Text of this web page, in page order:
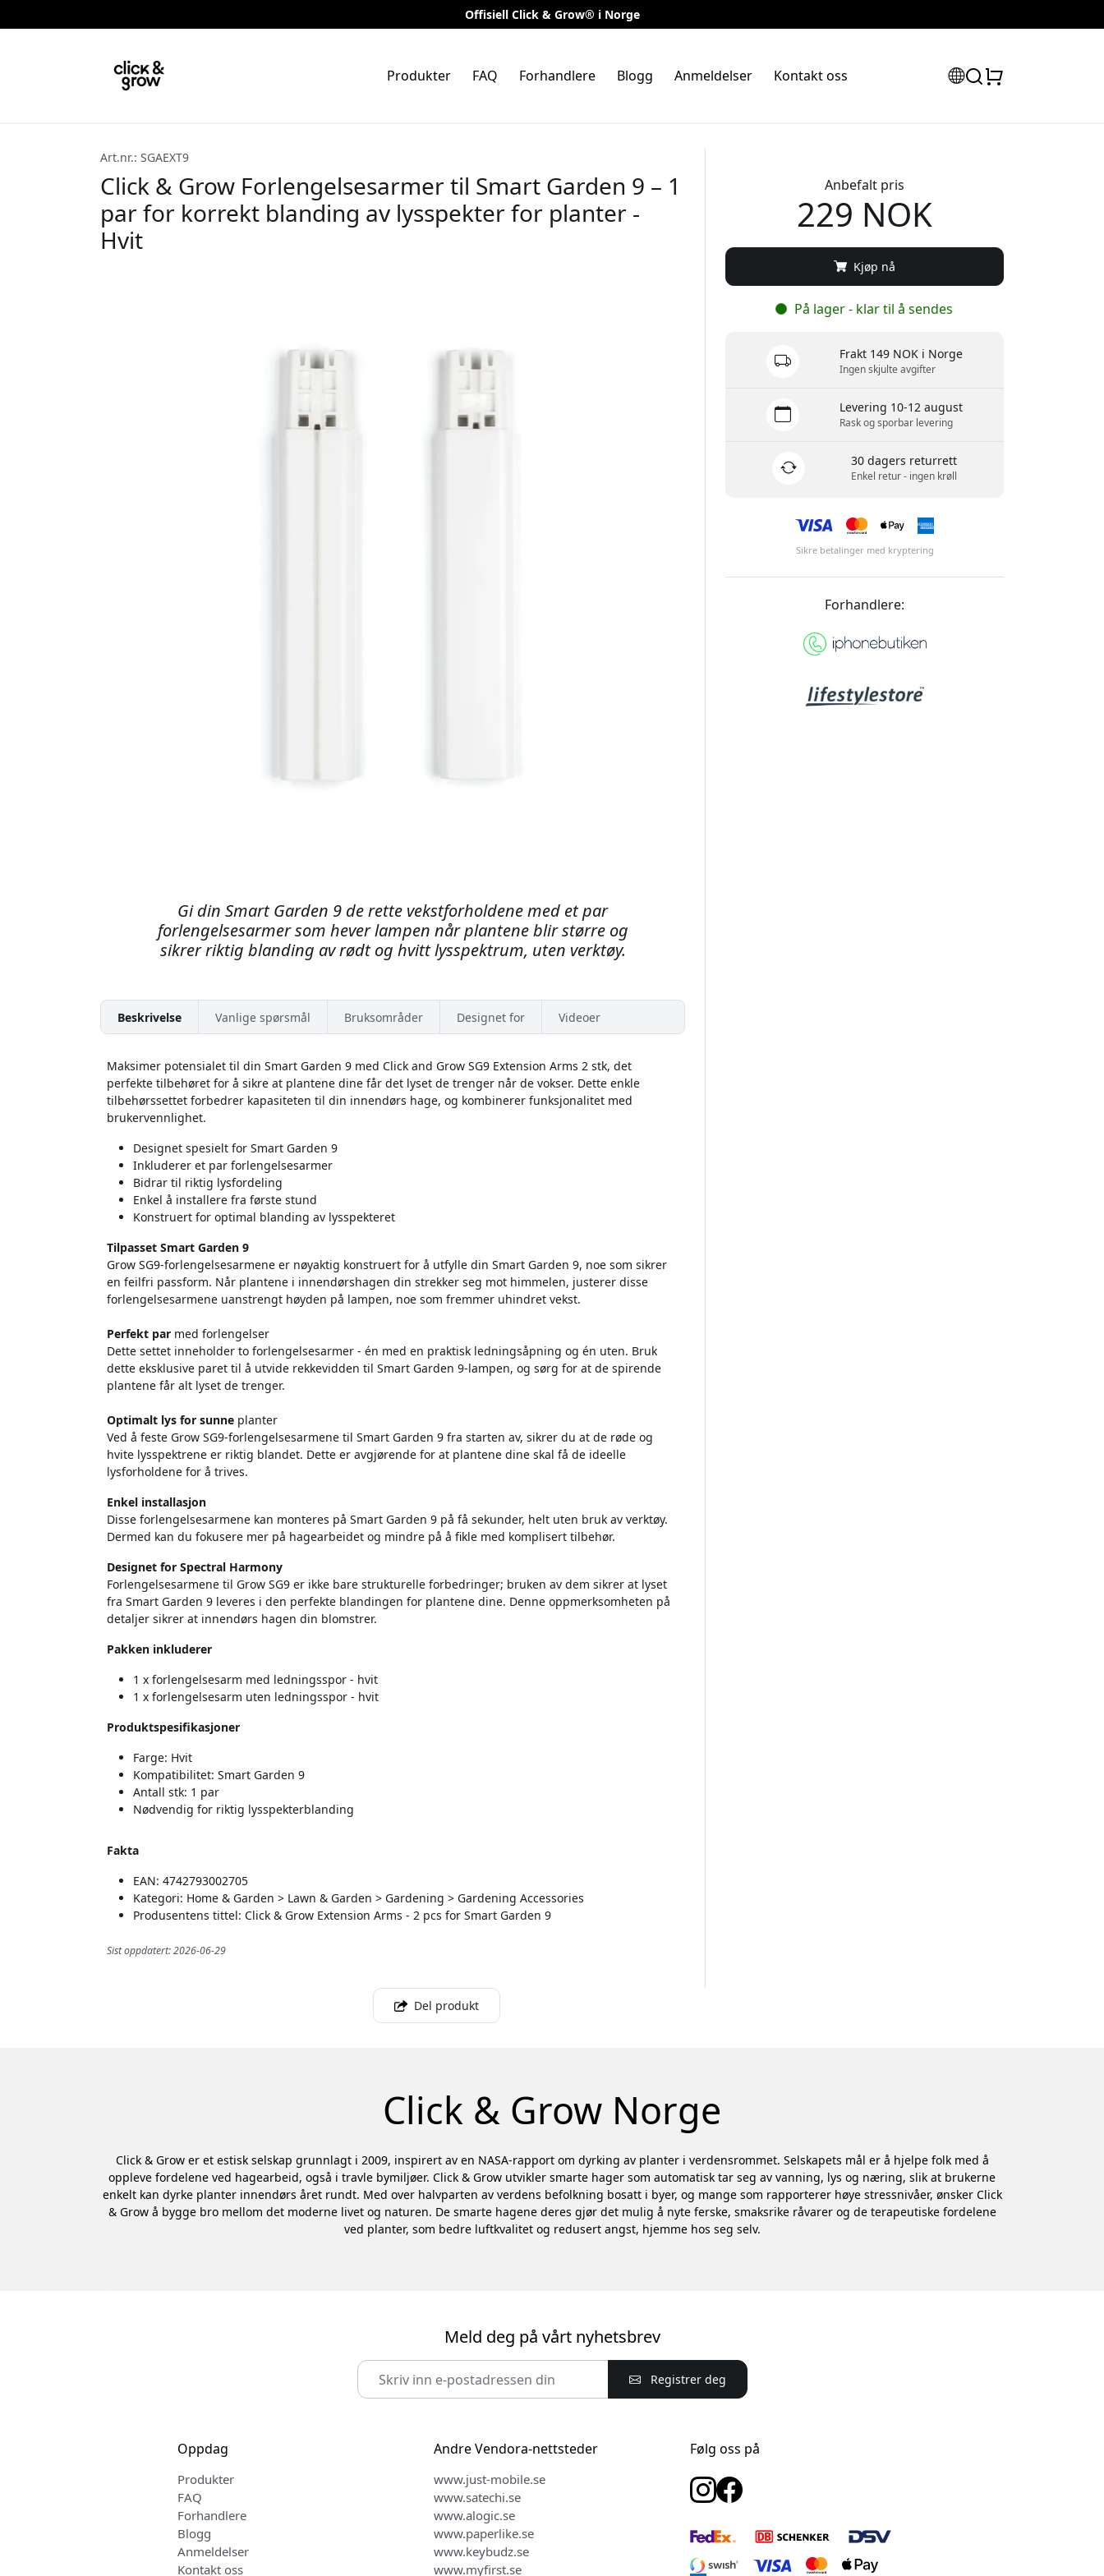
Offisiell Click & Grow® i Norge
Produkter FAQ Forhandlere Blogg Anmeldelser Kontakt oss
Art.nr.: SGAEXT9
Click & Grow Forlengelsesarmer til Smart Garden 9 – 1
par for korrekt blanding av lysspekter for planter -
Hvit
Gi din Smart Garden 9 de rette vekstforholdene med et par
forlengelsesarmer som hever lampen når plantene blir større og
sikrer riktig blanding av rødt og hvitt lysspektrum, uten verktøy.
Beskrivelse Vanlige spørsmål Bruksområder Designet for Videoer
Maksimer potensialet til din Smart Garden 9 med Click and Grow SG9 Extension Arms 2 stk, det
perfekte tilbehøret for å sikre at plantene dine får det lyset de trenger når de vokser. Dette enkle
tilbehørssettet forbedrer kapasiteten til din innendørs hage, og kombinerer funksjonalitet med
brukervennlighet.
Designet spesielt for Smart Garden 9
Inkluderer et par forlengelsesarmer
Bidrar til riktig lysfordeling
Enkel å installere fra første stund
Konstruert for optimal blanding av lysspekteret
Tilpasset Smart Garden 9
Grow SG9-forlengelsesarmene er nøyaktig konstruert for å utfylle din Smart Garden 9, noe som sikrer
en feilfri passform. Når plantene i innendørshagen din strekker seg mot himmelen, justerer disse
forlengelsesarmene uanstrengt høyden på lampen, noe som fremmer uhindret vekst.
Perfekt par med forlengelser
Dette settet inneholder to forlengelsesarmer - én med en praktisk ledningsåpning og én uten. Bruk
dette eksklusive paret til å utvide rekkevidden til Smart Garden 9-lampen, og sørg for at de spirende
plantene får alt lyset de trenger.
Optimalt lys for sunne planter
Ved å feste Grow SG9-forlengelsesarmene til Smart Garden 9 fra starten av, sikrer du at de røde og
hvite lysspektrene er riktig blandet. Dette er avgjørende for at plantene dine skal få de ideelle
lysforholdene for å trives.
Enkel installasjon
Disse forlengelsesarmene kan monteres på Smart Garden 9 på få sekunder, helt uten bruk av verktøy.
Dermed kan du fokusere mer på hagearbeidet og mindre på å fikle med komplisert tilbehør.
Designet for Spectral Harmony
Forlengelsesarmene til Grow SG9 er ikke bare strukturelle forbedringer; bruken av dem sikrer at lyset
fra Smart Garden 9 leveres i den perfekte blandingen for plantene dine. Denne oppmerksomheten på
detaljer sikrer at innendørs hagen din blomstrer.
Pakken inkluderer
1 x forlengelsesarm med ledningsspor - hvit
1 x forlengelsesarm uten ledningsspor - hvit
Produktspesifikasjoner
Farge: Hvit
Kompatibilitet: Smart Garden 9
Antall stk: 1 par
Nødvendig for riktig lysspekterblanding
Fakta
EAN: 4742793002705
Kategori: Home & Garden > Lawn & Garden > Gardening > Gardening Accessories
Produsentens tittel: Click & Grow Extension Arms - 2 pcs for Smart Garden 9
Sist oppdatert: 2026-06-29
Anbefalt pris
229 NOK
Kjøp nå
På lager - klar til å sendes
Frakt 149 NOK i Norge
Ingen skjulte avgifter
Levering 10-12 august
Rask og sporbar levering
30 dagers returrett
Enkel retur - ingen krøll
Sikre betalinger med kryptering
Forhandlere:
Del produkt
Click & Grow Norge
Click & Grow er et estisk selskap grunnlagt i 2009, inspirert av en NASA-rapport om dyrking av planter i verdensrommet. Selskapets mål er å hjelpe folk med å
oppleve fordelene ved hagearbeid, også i travle bymiljøer. Click & Grow utvikler smarte hager som automatisk tar seg av vanning, lys og næring, slik at brukerne
enkelt kan dyrke planter innendørs året rundt. Med over halvparten av verdens befolkning bosatt i byer, og mange som rapporterer høye stressnivåer, ønsker Click
& Grow å bygge bro mellom det moderne livet og naturen. De smarte hagene deres gjør det mulig å nyte ferske, smaksrike råvarer og de terapeutiske fordelene
ved planter, som bedre luftkvalitet og redusert angst, hjemme hos seg selv.
Meld deg på vårt nyhetsbrev
Registrer deg
Oppdag
Produkter
FAQ
Forhandlere
Blogg
Anmeldelser
Kontakt oss
Andre Vendora-nettsteder
www.just-mobile.se
www.satechi.se
www.alogic.se
www.paperlike.se
www.keybudz.se
www.myfirst.se
Følg oss på